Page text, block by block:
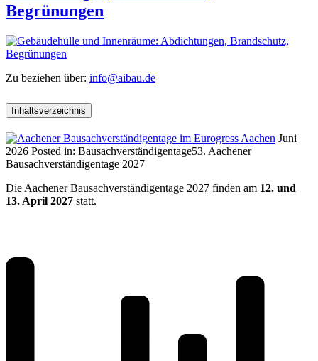
Begrünungen
Zu beziehen über: info@aibau.de
Inhaltsverzeichnis
Juni
2026 Posted in: Bausachverständigentage53. Aachener
Bausachverständigentage 2027
Die Aachener Bausachverständigentage 2027 finden am 12. und
13. April 2027 statt.